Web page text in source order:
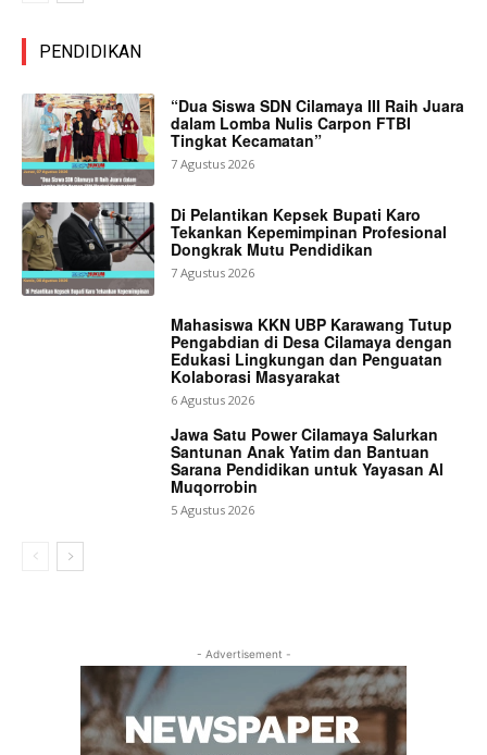
PENDIDIKAN
“Dua Siswa SDN Cilamaya III Raih Juara
dalam Lomba Nulis Carpon FTBI
Tingkat Kecamatan”
7 Agustus 2026
Di Pelantikan Kepsek Bupati Karo
Tekankan Kepemimpinan Profesional
Dongkrak Mutu Pendidikan
7 Agustus 2026
Mahasiswa KKN UBP Karawang Tutup
Pengabdian di Desa Cilamaya dengan
Edukasi Lingkungan dan Penguatan
Kolaborasi Masyarakat
6 Agustus 2026
Jawa Satu Power Cilamaya Salurkan
Santunan Anak Yatim dan Bantuan
Sarana Pendidikan untuk Yayasan Al
Muqorrobin
5 Agustus 2026
- Advertisement -